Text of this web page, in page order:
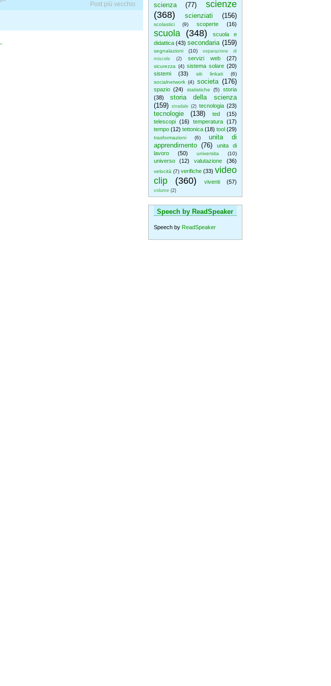
scienza (77)
scienze
(368)
scienziati (156)
scolastici (9) scoperte (16)
scuola (348)
scuola e
didattica (43) secondaria (159)
segnalazioni (10)
separazione di
miscele
(2) servizi web (27)
sicurezza (4) sistema solare (20)
sistemi
(33) siti linkati
(6)
socialnetwork (4) societa (176)
spazio (24) statistiche (5)
storia
(38)
storia della scienza
(159)
stradale (2) tecnologia (23)
tecnologie (138) ted
(15)
telescopi
(16) temperatura
(17)
tempo (12) tettonica (18) tool (29)
trasformazioni (6)
unita di
apprendimento (76)
unita di
lavoro
(50) universita (10)
universo (12) valutazione (36)
velocità (7) verifiche (33) video
clip
(360) viventi (57)
volume (2)
Speech by ReadSpeaker
Speech by ReadSpeaker
Post più vecchio